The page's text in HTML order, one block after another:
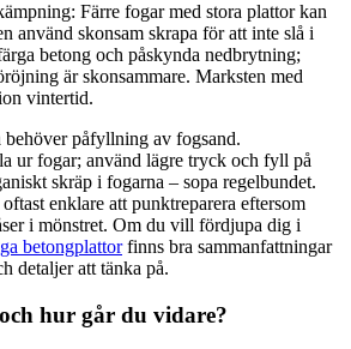
Färre fogar med stora plattor kan
använd skonsam skrapa för att inte slå i
betong och påskynda nedbrytning;
är skonsammare. Marksten med
vintertid.
påfyllning av fogsand.
ur fogar; använd lägre tryck och fyll på
skräp i fogarna – sopa regelbundet.
enklare att punktreparera eftersom
i mönstret. Om du vill fördjupa dig i
betongplattorfinns bra sammanfattningar
detaljer att tänka på.
hur går du vidare?